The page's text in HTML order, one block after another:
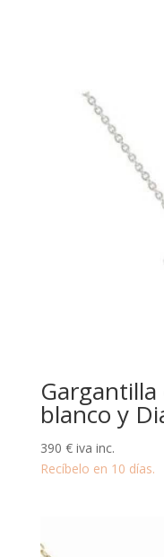
blanco y
390 € iva inc.
Recíbelo en 10 días.